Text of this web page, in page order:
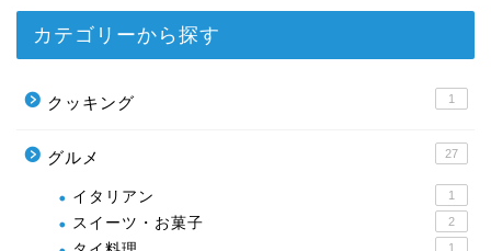
カテゴリーから探す
クッキング 1
グルメ 27
イタリアン 1
スイーツ・お菓子 2
1